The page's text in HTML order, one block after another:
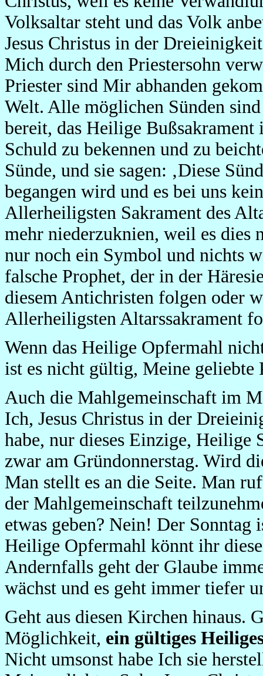
Volksaltar steht und das Volk
Jesus Christus in der
Mich durch den Priestersohn
Priester sind Mir abhanden
Welt. Alle möglichen Sünden
bereit, das Heilige
Schuld zu bekennen und zu
Sünde, und sie sagen: ‚Diese
begangen wird und es bei uns
Allerheiligsten Sakrament des
mehr niederzuknien, weil es dies
nur noch ein Symbol und nichts
falsche Prophet, der in der
diesem Antichristen folgen oder
Allerheiligsten Altarssakrament
Wenn das Heilige Opfermahl
ist es nicht gültig, Meine geliebte
Auch die Mahlgemeinschaft im
Ich, Jesus Christus in der
habe, nur dieses Einzige, Heilige
zwar am Gründonnerstag. Wird
Man stellt es an die Seite. Man
der Mahlgemeinschaft
etwas geben? Nein! Der
Heilige Opfermahl könnt ihr
Andernfalls geht der Glaube
wächst und es geht immer tiefer
Geht aus diesen Kirchen hinaus.
Möglichkeit, ein gültiges
Nicht umsonst habe Ich sie